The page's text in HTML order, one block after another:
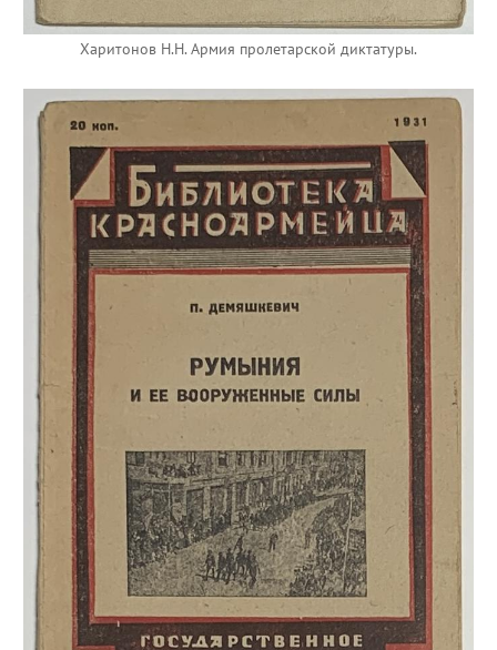
Харитонов Н.Н. Армия пролетарской диктатуры.